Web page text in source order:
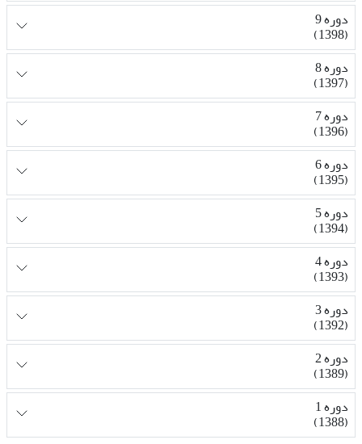
دوره 9
(1398)
دوره 8
(1397)
دوره 7
(1396)
دوره 6
(1395)
دوره 5
(1394)
دوره 4
(1393)
دوره 3
(1392)
دوره 2
(1389)
دوره 1
(1388)